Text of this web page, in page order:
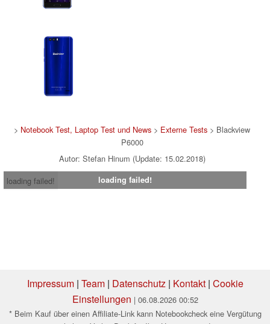
> Notebook Test, Laptop Test und News > Externe Tests > Blackview
P6000
Autor: Stefan Hinum (Update: 15.02.2018)
loading failed!
loading failed!
Impressum| Team| Datenschutz | Kontakt| Cookie
Einstellungen | 06.08.2026 00:52
* Beim Kauf über einen Affiliate-Link kann Notebookcheck eine Vergütung